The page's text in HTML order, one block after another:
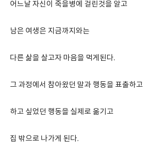
어느날 자신이 죽을병에 걸린것을 알고
남은 여생은 지금까지와는
다른 삶을 살고자 마음을 먹게된다.
그 과정에서 참아왔던 말과 행동을 표출하고
하고 싶었던 행동을 실제로 옮기고
집 밖으로 나가게 된다.